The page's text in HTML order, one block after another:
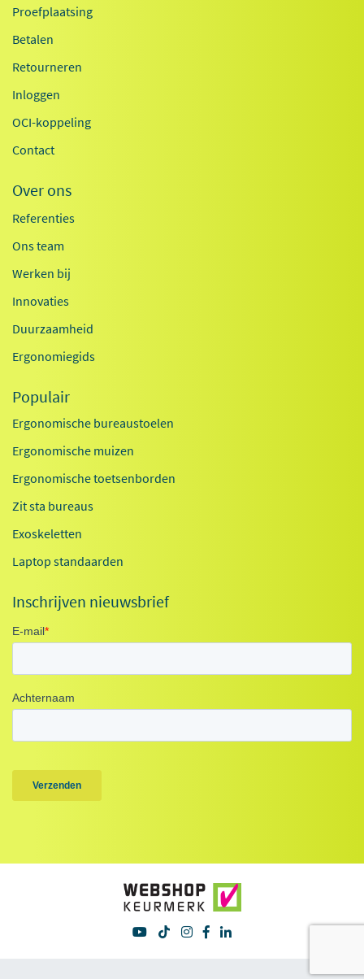
Proefplaatsing
Betalen
Retourneren
Inloggen
OCI-koppeling
Contact
Over ons
Referenties
Ons team
Werken bij
Innovaties
Duurzaamheid
Ergonomiegids
Populair
Ergonomische bureaustoelen
Ergonomische muizen
Ergonomische toetsenborden
Zit sta bureaus
Exoskeletten
Laptop standaarden
Inschrijven nieuwsbrief